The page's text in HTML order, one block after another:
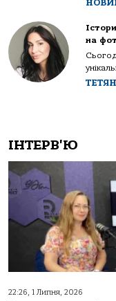
на
ІНТЕРВ'Ю
22:26, 1 Липня, 2026